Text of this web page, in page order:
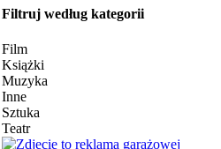
Filtruj według kategorii
Film
Książki
Muzyka
Inne
Sztuka
Teatr